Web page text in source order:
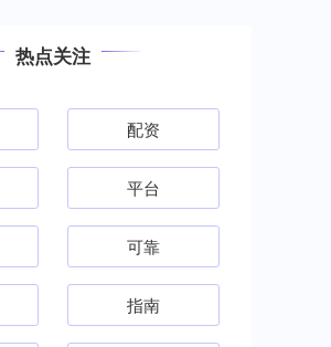
热点关注
配资
平台
可靠
指南